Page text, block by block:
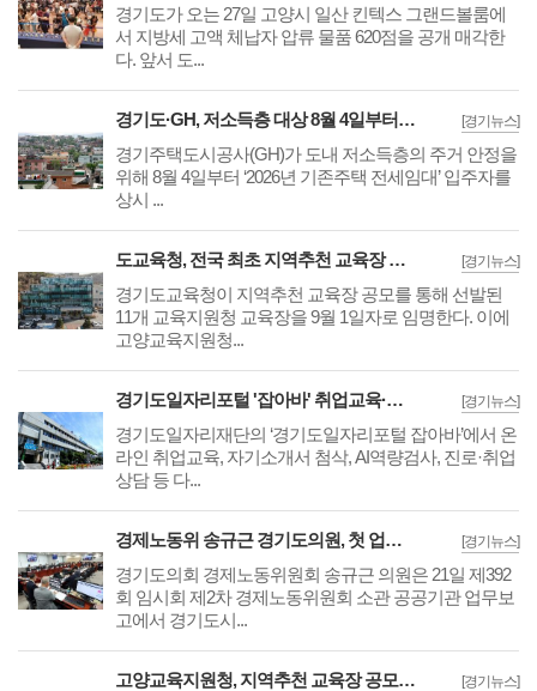
경기도가 오는 27일 고양시 일산 킨텍스 그랜드볼룸에
서 지방세 고액 체납자 압류 물품 620점을 공개 매각한
다. 앞서 도...
[경기뉴스]
경기도·GH, 저소득층 대상 8월 4일부터 기존주택 전세임대 입주자 상시 모집
경기주택도시공사(GH)가 도내 저소득층의 주거 안정을
위해 8월 4일부터 ‘2026년 기존주택 전세임대’ 입주자를
상시 ...
[경기뉴스]
도교육청, 전국 최초 지역추천 교육장 공모 결실··고양교육청 강현주 교육장 선발
경기도교육청이 지역추천 교육장 공모를 통해 선발된
11개 교육지원청 교육장을 9월 1일자로 임명한다. 이에
고양교육지원청...
[경기뉴스]
경기도일자리포털 '잡아바' 취업교육·자기소개서 등 무료 취업지원 서비스 제공
경기도일자리재단의 ‘경기도일자리포털 잡아바’에서 온
라인 취업교육, 자기소개서 첨삭, AI역량검사, 진로·취업
상담 등 다...
[경기뉴스]
경제노동위 송규근 경기도의원, 첫 업무보고서 '골목상권 및 전통시장 활성화' 집중
경기도의회 경제노동위원회 송규근 의원은 21일 제392
회 임시회 제2차 경제노동위원회 소관 공공기관 업무보
고에서 경기도시...
[경기뉴스]
고양교육지원청, 지역추천 교육장 공모제로 경기교육 대전환 이끌 지역인재 선발